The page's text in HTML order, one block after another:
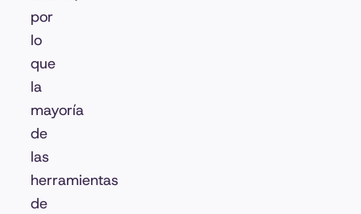
por
lo
que
la
mayoría
de
las
herramientas
de